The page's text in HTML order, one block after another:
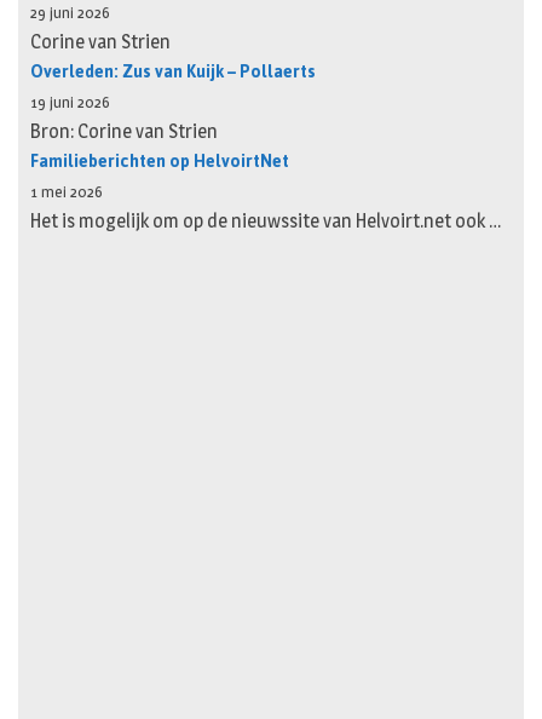
29 juni 2026
Corine van Strien
Overleden: Zus van Kuijk – Pollaerts
19 juni 2026
Bron: Corine van Strien
Familieberichten op HelvoirtNet
1 mei 2026
Het is mogelijk om op de nieuwssite van Helvoirt.net ook …